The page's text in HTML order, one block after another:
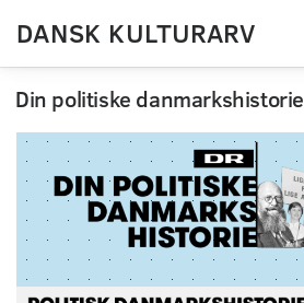
DANSK KULTURARV
Din politiske danmarkshistorie